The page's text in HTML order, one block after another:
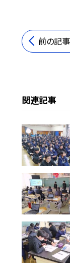
前の記事
関連記事